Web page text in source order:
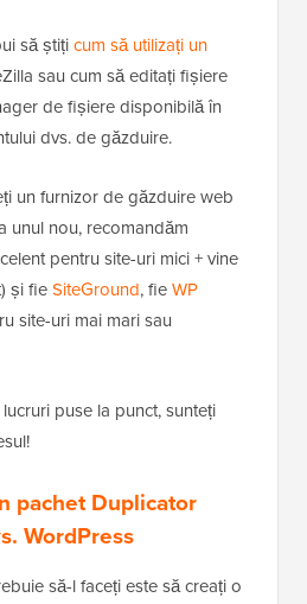
să știțicum să utilizați un
sau cum să editați fișiere
de fișiere disponibilă în
dvs. de găzduire.
un furnizor de găzduire web
unul nou, recomandăm
pentru site-uri mici + vine
și fieSiteGround, fieWP
site-uri mai mari sau
puse la punct, sunteți
pachet Duplicator
WordPress
să-l faceți este să creați o